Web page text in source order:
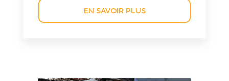
EN SAVOIR PLUS